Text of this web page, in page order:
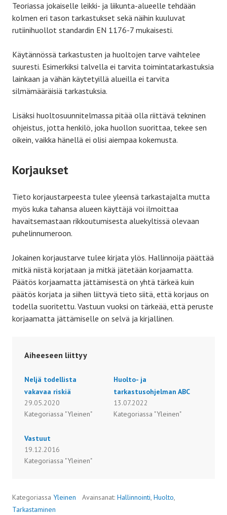
Teoriassa jokaiselle leikki- ja liikunta-alueelle tehdään
kolmen eri tason tarkastukset sekä näihin kuuluvat
rutiinihuollot standardin EN 1176-7 mukaisesti.
Käytännössä tarkastusten ja huoltojen tarve vaihtelee
suuresti. Esimerkiksi talvella ei tarvita toimintatarkastuksia
lainkaan ja vähän käytetyillä alueilla ei tarvita
silmämääräisiä tarkastuksia.
Lisäksi huoltosuunnitelmassa pitää olla riittävä tekninen
ohjeistus, jotta henkilö, joka huollon suorittaa, tekee sen
oikein, vaikka hänellä ei olisi aiempaa kokemusta.
Korjaukset
Tieto korjaustarpeesta tulee yleensä tarkastajalta mutta
myös kuka tahansa alueen käyttäjä voi ilmoittaa
havaitsemastaan rikkoutumisesta aluekyltissä olevaan
puhelinnumeroon.
Jokainen korjaustarve tulee kirjata ylös. Hallinnoija päättää
mitkä niistä korjataan ja mitkä jätetään korjaamatta.
Päätös korjaamatta jättämisestä on yhtä tärkeä kuin
päätös korjata ja siihen liittyvä tieto siitä, että korjaus on
todella suoritettu. Vastuun vuoksi on tärkeää, että peruste
korjaamatta jättämiselle on selvä ja kirjallinen.
Aiheeseen liittyy
Neljä todellista
vakavaa riskiä
29.05.2020
Kategoriassa "Yleinen"
Huolto- ja
tarkastusohjelman ABC
13.07.2022
Kategoriassa "Yleinen"
Vastuut
19.12.2016
Kategoriassa "Yleinen"
Kategoriassa Yleinen Avainsanat: Hallinnointi, Huolto,
Tarkastaminen